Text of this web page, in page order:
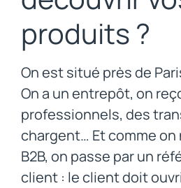
produits ?
On est situé près de
On a un entrepôt, on
professionnels, des
chargent… Et comme on
B2B, on passe par un
client : le client doit